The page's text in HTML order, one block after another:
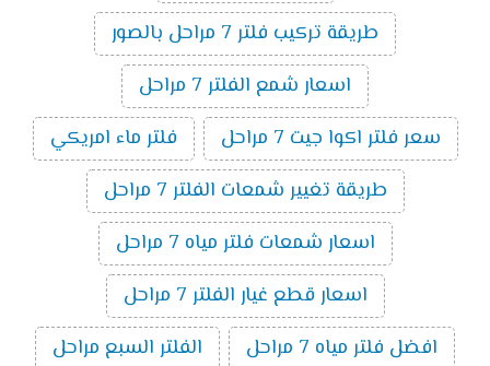
طريقة تركيب فلتر 7 مراحل بالصور
اسعار شمع الفلتر 7 مراحل
سعر فلتر اكوا جيت 7 مراحل
فلتر ماء امريكي
طريقة تغيير شمعات الفلتر 7 مراحل
اسعار شمعات فلتر مياه 7 مراحل
اسعار قطع غيار الفلتر 7 مراحل
افضل فلتر مياه 7 مراحل
الفلتر السبع مراحل